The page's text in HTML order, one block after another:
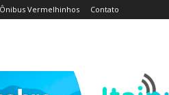
Vermelhinhos Contato